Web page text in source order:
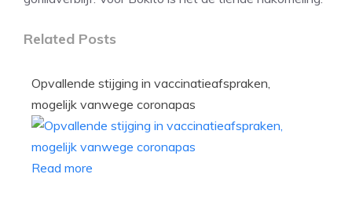
Related Posts
Opvallende stijging in vaccinatieafspraken,
mogelijk vanwege coronapas
Read more